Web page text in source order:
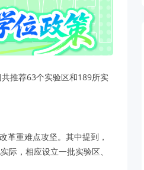
推荐63个实验区和189所实
革重难点攻坚。其中提到，
际，相应设立一批实验区、